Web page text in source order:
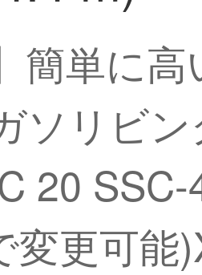
簡単に
ソリビ
20
変更可